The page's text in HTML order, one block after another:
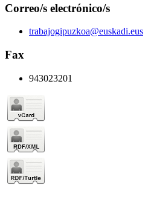
Correo/s electrónico/s
trabajogipuzkoa@euskadi.eus
Fax
943023201